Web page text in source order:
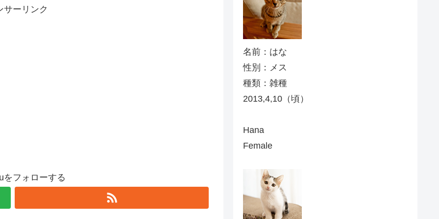
サーリンク
をフォローする
名前：はな
性別：メス
種類：雑種
2013,4,10（頃）
Hana
Female